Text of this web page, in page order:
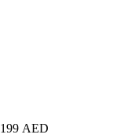
199 AED